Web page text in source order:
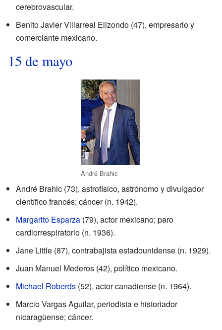
cerebrovascular.
Benito Javier Villarreal Elizondo (47), empresario y
comerciante mexicano.
15 de mayo
André Brahic
André Brahic (73), astrofísico, astrónomo y divulgador
científico francés; cáncer (n. 1942).
Margarito Esparza (79), actor mexicano; paro
cardiorrespiratorio (n. 1936).
Jane Little (87), contrabajista estadounidense (n. 1929).
Juan Manuel Mederos (42), político mexicano.
Michael Roberds (52), actor canadiense (n. 1964).
Marcio Vargas Aguilar, periodista e historiador
nicaragüense; cáncer.